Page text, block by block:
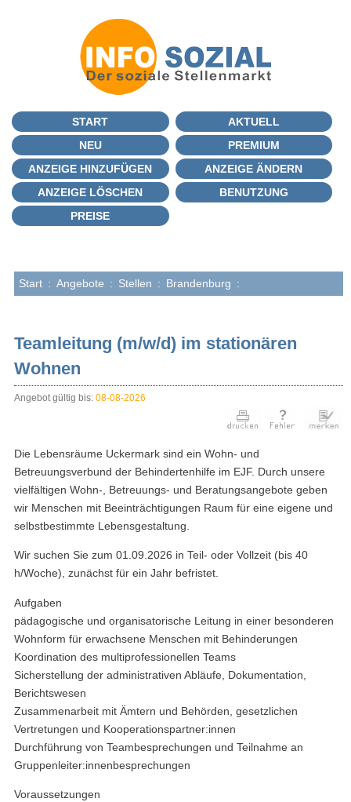
START
AKTUELL
NEU
PREMIUM
ANZEIGE HINZUFÜGEN
ANZEIGE ÄNDERN
ANZEIGE LÖSCHEN
BENUTZUNG
PREISE
Start : Angebote : Stellen : Brandenburg :
Teamleitung (m/w/d) im stationären
Wohnen
Angebot gültig bis: 08-08-2026
Die Lebensräume Uckermark sind ein Wohn- und
Betreuungsverbund der Behindertenhilfe im EJF. Durch unsere
vielfältigen Wohn-, Betreuungs- und Beratungsangebote geben
wir Menschen mit Beeinträchtigungen Raum für eine eigene und
selbstbestimmte Lebensgestaltung.
Wir suchen Sie zum 01.09.2026 in Teil- oder Vollzeit (bis 40
h/Woche), zunächst für ein Jahr befristet.
Aufgaben
pädagogische und organisatorische Leitung in einer besonderen
Wohnform für erwachsene Menschen mit Behinderungen
Koordination des multiprofessionellen Teams
Sicherstellung der administrativen Abläufe, Dokumentation,
Berichtswesen
Zusammenarbeit mit Ämtern und Behörden, gesetzlichen
Vertretungen und Kooperationspartner:innen
Durchführung von Teambesprechungen und Teilnahme an
Gruppenleiter:innenbesprechungen
Voraussetzungen